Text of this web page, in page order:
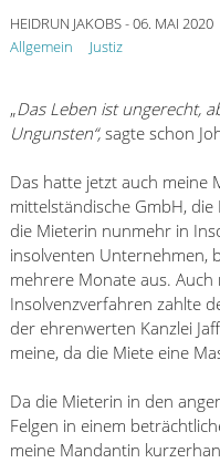
HEIDRUN JAKOBS- 06. MAI 2020
Allgemein
Justiz
„Das Leben ist ungerecht,
Ungunsten“,sagte schon
Das hatte jetzt auch meine
mittelständische GmbH,
die Mieterin nunmehr in
insolventen Unternehmen,
mehrere Monate aus.
Insolvenzverfahren zahlte
der ehrenwerten Kanzlei
meine, da die Miete eine
Da die Mieterin in den
Felgen in einem
meine Mandantin